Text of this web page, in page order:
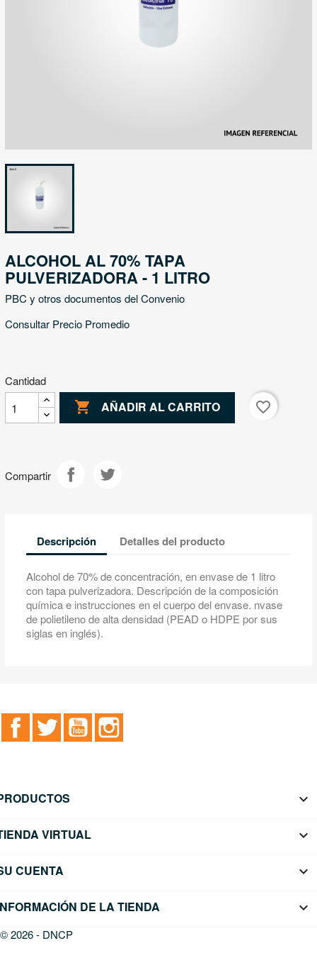
ALCOHOL AL 70% TAPA
PULVERIZADORA - 1 LITRO
PBC y otros documentos del Convenio
Consultar Precio Promedio
Cantidad
 AÑADIR AL CARRITO favorite_border
Compartir
Descripción Detalles del producto
Alcohol de 70% de concentración, en envase de 1 litro
con tapa pulverizadora. Descripción de la composición
química e instrucciones en el cuerpo del envase. nvase
de polietileno de alta densidad (PEAD o HDPE por sus
siglas en inglés).
FacebookTwitter YouTube

VIRTUAL 
CUENTA 
DE LA TIENDA keyboard_arrow_down
© 2026 - DNCP